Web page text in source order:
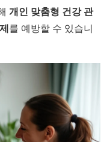
개인 맞춤형 건강 관
를 예방할 수 있습니